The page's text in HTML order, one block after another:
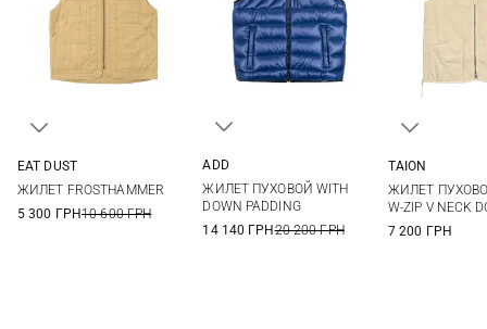
EAT DUST
ЖИЛЕТ FROSTHAMMER
5 300 ГРН10 600 ГРН
ADD
ЖИЛЕТ ПУХОВОЙ WITH
DOWN PADDING
14 140 ГРН20 200 ГРН
XL
TAION
ЖИЛЕТ
W-ZIP V NECK
7 200 ГРН